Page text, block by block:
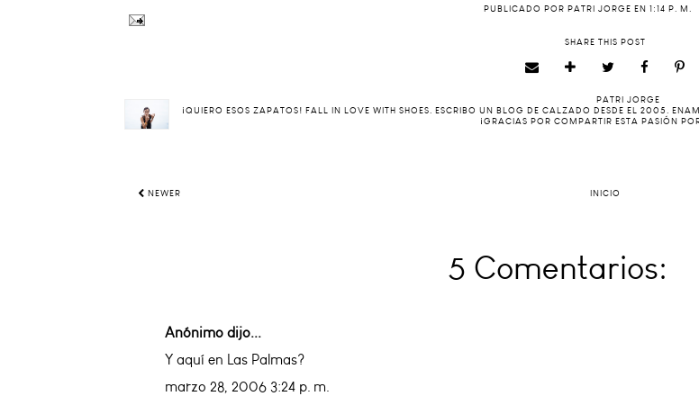
PUBLICADO POR PATRI JORGE EN 1:14 P. M.
SHARE THIS POST
PATRI JORGE
¡QUIERO ESOS ZAPATOS! FALL IN LOVE WITH SHOES. ESCRIBO UN BLOG DE CALZADO DESDE EL 2005.
¡GRACIAS POR COMPARTIR ESTA PASIÓN
NEWER INICIO
5 Comentarios:
Anónimo dijo...
Y aquí en Las Palmas?
marzo 28, 2006 3:24 p. m.